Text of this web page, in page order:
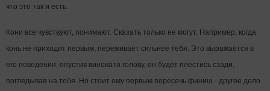
что это так и есть.
Кони все чувствуют, понимают. Сказать только не могут. Например, когда
конь не приходит первым, переживает сильнее тебя. Это выражается в
его поведении: опустив виновато голову, он будет плестись сзади,
поглядывая на тебя. Но стоит ему первым пересечь финиш - другое дело